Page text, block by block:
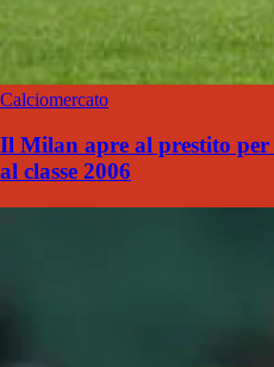
Calciomercato
Il Milan apre al prestito per
al classe 2006